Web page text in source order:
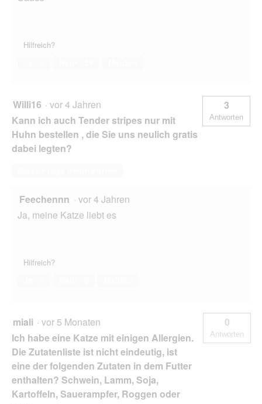
Hilfreich?
Willi16 · vor 4 Jahren
Kann ich auch Tender stripes nur mit
Huhn bestellen , die Sie uns neulich gratis
dabei legten?
3
Antworten
Feechennn · vor 4 Jahren
Ja, meine Katze liebt es
Hilfreich?
miali · vor 5 Monaten
Ich habe eine Katze mit einigen Allergien.
Die Zutatenliste ist nicht eindeutig, ist
eine der folgenden Zutaten in dem Futter
enthalten? Schwein, Lamm, Soja,
Kartoffeln, Sauerampfer, Roggen oder
0
Antworten